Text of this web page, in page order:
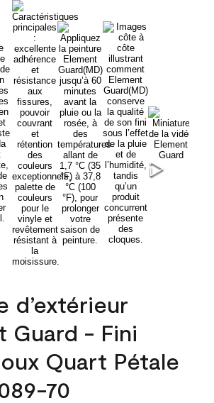
d’extérieur
Guard - Fini
Quart Pétale
70